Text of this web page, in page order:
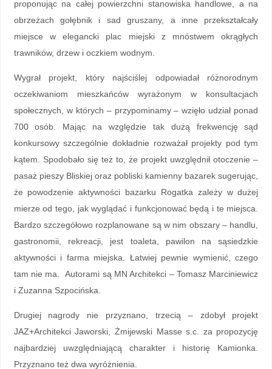
proponując na całej powierzchni stanowiska handlowe, a na
obrzeżach gołębnik i sad gruszany, a inne przekształcały
miejsce w elegancki plac miejski z mnóstwem okrągłych
trawników, drzew i oczkiem wodnym.
Wygrał projekt, który najściślej odpowiadał różnorodnym
oczekiwaniom mieszkańców wyrażonym w konsultacjach
społecznych, w których – przypominamy – wzięło udział ponad
700 osób. Mając na względzie tak dużą frekwencję sąd
konkursowy szczególnie dokładnie rozważał projekty pod tym
kątem. Spodobało się też to, że projekt uwzględnił otoczenie –
pasaż pieszy Bliskiej oraz pobliski kamienny bazarek sugerując,
że powodzenie aktywności bazarku Rogatka zależy w dużej
mierze od tego, jak wyglądać i funkcjonować będą i te miejsca.
Bardzo szczegółowo rozplanowane są w nim obszary – handlu,
gastronomii, rekreacji, jest toaleta, pawilon na sąsiedzkie
aktywności i farma miejska. Łatwiej pewnie wymienić, czego
tam nie ma. Autorami są MN Architekci – Tomasz Marciniewicz
i Zuzanna Szpocińska.
Drugiej nagrody nie przyznano, trzecią – zdobył projekt
JAZ+Architekci Jaworski, Żmijewski Masse s.c. za propozycję
najbardziej uwzględniającą charakter i historię Kamionka.
Przyznano też dwa wyróżnienia.